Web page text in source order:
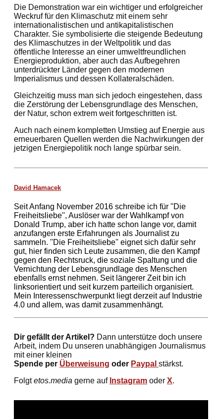
Die Demonstration war ein wichtiger und erfolgreicher
Weckruf für den Klimaschutz mit einem sehr
internationalistischen und antikapitalistischen
Charakter. Sie symbolisierte die steigende Bedeutung
des Klimaschutzes in der Weltpolitik und das
öffentliche Interesse an einer umweltfreundlichen
Energieproduktion, aber auch das Aufbegehren
unterdrückter Länder gegen den modernen
Imperialismus und dessen Kollateralschäden.
Gleichzeitig muss man sich jedoch eingestehen, dass
die Zerstörung der Lebensgrundlage des Menschen,
der Natur, schon extrem weit fortgeschritten ist.
Auch nach einem kompletten Umstieg auf Energie aus
erneuerbaren Quellen werden die Nachwirkungen der
jetzigen Energiepolitik noch lange spürbar sein.
David Hamacek
Seit Anfang November 2016 schreibe ich für ''Die
Freiheitsliebe'', Auslöser war der Wahlkampf von
Donald Trump, aber ich hatte schon lange vor, damit
anzufangen erste Erfahrungen als Journalist zu
sammeln. ''Die Freiheitsliebe'' eignet sich dafür sehr
gut, hier finden sich Leute zusammen, die den Kampf
gegen den Rechtsruck, die soziale Spaltung und die
Vernichtung der Lebensgrundlage des Menschen
ebenfalls ernst nehmen. Seit längerer Zeit bin ich
linksorientiert und seit kurzem parteilich organisiert.
Mein Interessenschwerpunkt liegt derzeit auf Industrie
4.0 und allem, was damit zusammenhängt.
Dir gefällt der Artikel? Dann unterstütze doch unsere
Arbeit, indem Du unseren unabhängigen Journalismus
mit einer kleinen
Spende per Überweisung oder Paypal stärkst.
Folgtetos.media gerne auf Instagram oder X.